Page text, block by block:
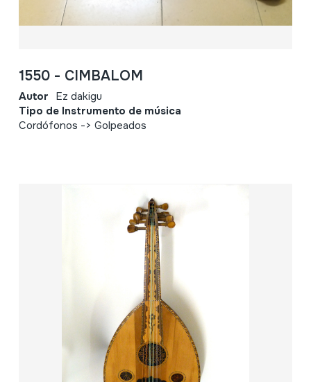
1550 - CIMBALOM
Autor Ez dakigu
Tipo de Instrumento de música
Cordófonos -> Golpeados